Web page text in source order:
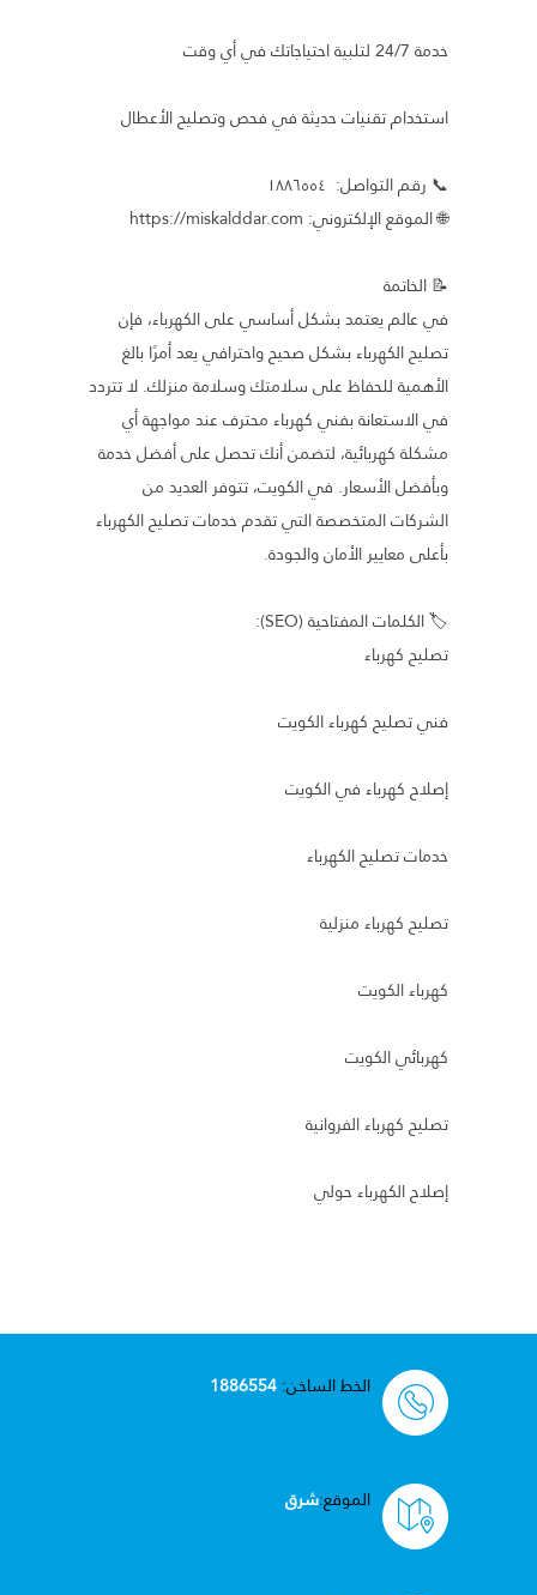
خدمة 24/7 لتلبية احتياجاتك في أي وقت
استخدام تقنيات حديثة في فحص وتصليح الأعطال
📞 رقم التواصل: ١٨٨٦٥٥٤
🌐 الموقع الإلكتروني: https://miskalddar.com
📝 الخاتمة
في عالم يعتمد بشكل أساسي على الكهرباء، فإن
تصليح الكهرباء بشكل صحيح واحترافي يعد أمرًا بالغ
الأهمية للحفاظ على سلامتك وسلامة منزلك. لا تتردد
في الاستعانة بفني كهرباء محترف عند مواجهة أي
مشكلة كهربائية، لتضمن أنك تحصل على أفضل خدمة
وبأفضل الأسعار. في الكويت، تتوفر العديد من
الشركات المتخصصة التي تقدم خدمات تصليح الكهرباء
بأعلى معايير الأمان والجودة.
🏷️ الكلمات المفتاحية (SEO):
تصليح كهرباء
فني تصليح كهرباء الكويت
إصلاح كهرباء في الكويت
خدمات تصليح الكهرباء
تصليح كهرباء منزلية
كهرباء الكويت
كهربائي الكويت
تصليح كهرباء الفروانية
إصلاح الكهرباء حولي
الخط الساخن:1886554
الموقع:شرق